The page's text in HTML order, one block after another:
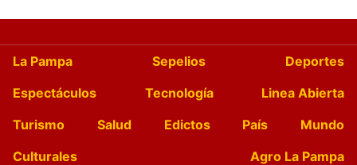
La Pampa Sepelios
Deportes
Espectáculos
Tecnología
Linea Abierta
Turismo
Salud Edictos País
Mundo
Culturales
Agro La Pampa